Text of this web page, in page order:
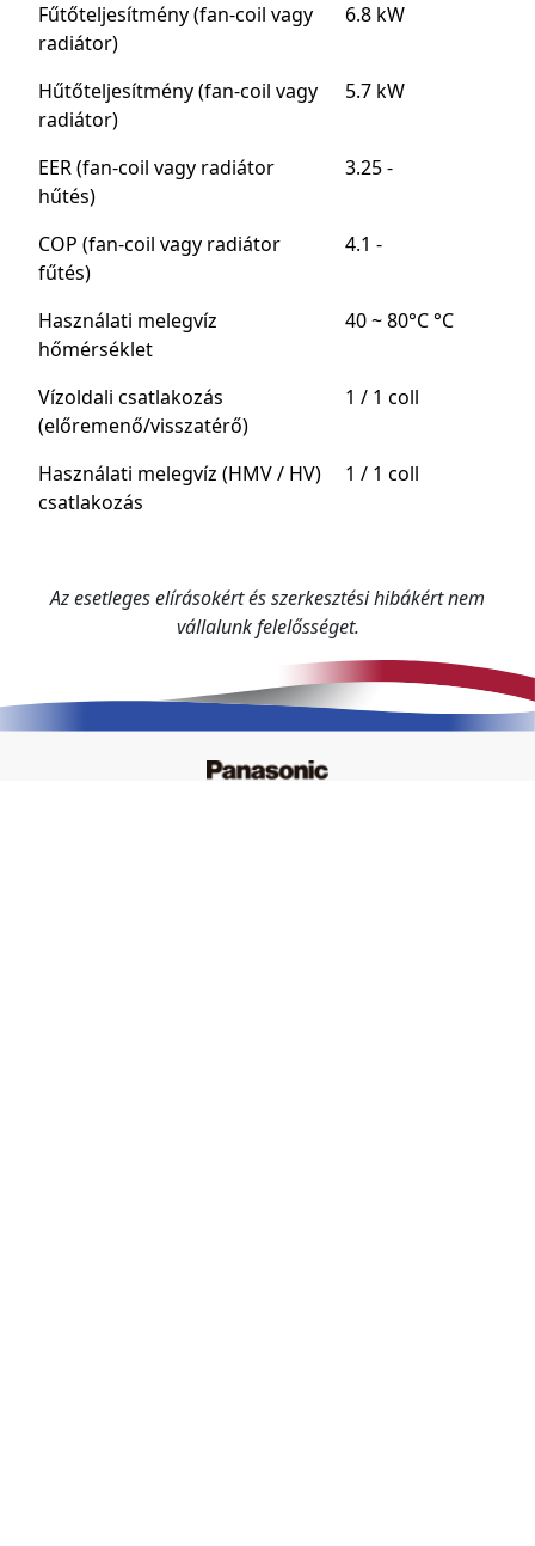
Fűtőteljesítmény (fan-coil vagy
radiátor)
6.8 kW
Hűtőteljesítmény (fan-coil vagy
radiátor)
5.7 kW
EER (fan-coil vagy radiátor
hűtés)
3.25 -
COP (fan-coil vagy radiátor
fűtés)
4.1 -
Használati melegvíz
hőmérséklet
40 ~ 80°C °C
Vízoldali csatlakozás
(előremenő/visszatérő)
1 / 1 coll
Használati melegvíz (HMV / HV)
csatlakozás
1 / 1 coll
Az esetleges elírásokért és szerkesztési hibákért nem
vállalunk felelősséget.